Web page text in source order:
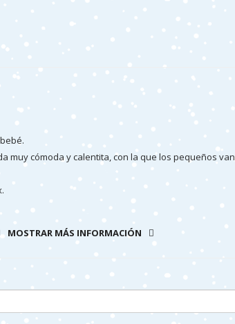
muy cómoda y calentita, con la que los pequeños van
MOSTRAR MÁS INFORMACIÓN